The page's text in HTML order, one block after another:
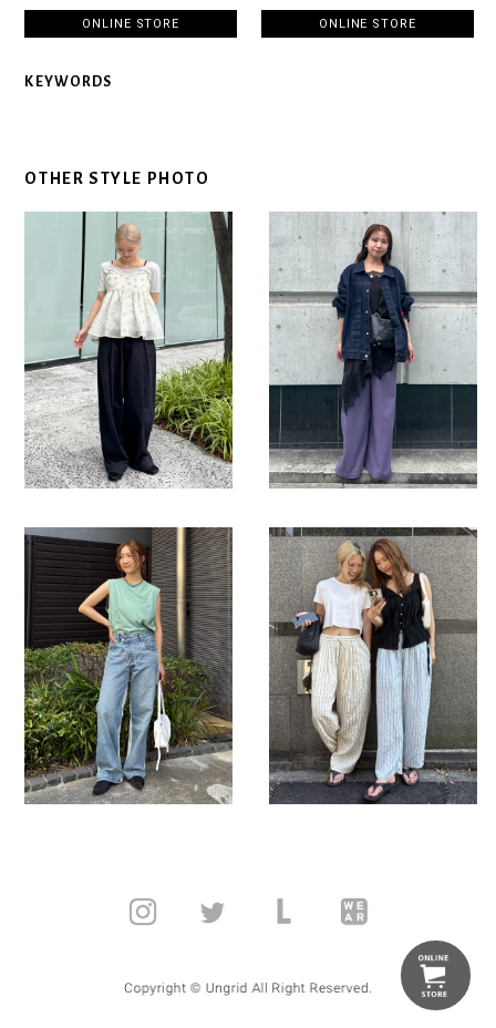
ONLINE STORE ONLINE STORE
KEYWORDS
OTHER STYLE PHOTO